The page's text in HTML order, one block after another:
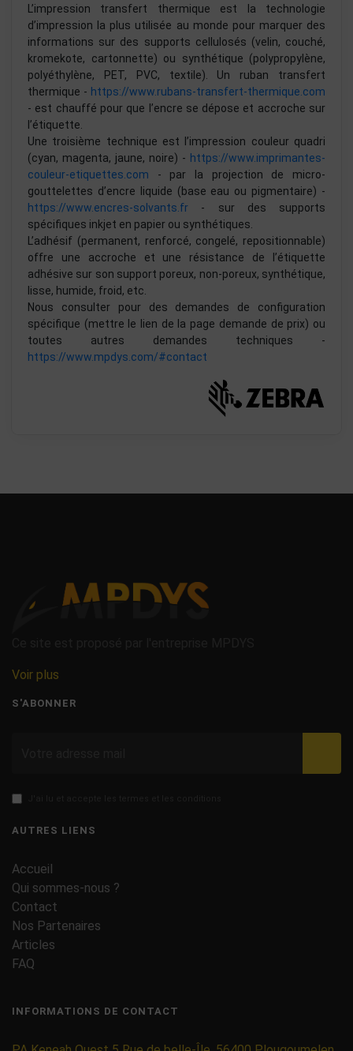
L’impression transfert thermique est la technologie
d’impression la plus utilisée au monde pour marquer des
informations sur des supports cellulosés (velin, couché,
kromekote, cartonnette) ou synthétique (polypropylène,
polyéthylène, PET, PVC, textile). Un ruban transfert
thermique - https://www.rubans-transfert-thermique.com
- est chauffé pour que l’encre se dépose et accroche sur
l’étiquette.
Une troisième technique est l’impression couleur quadri
(cyan, magenta, jaune, noire) - https://www.imprimantes-
couleur-etiquettes.com - par la projection de micro-
gouttelettes d’encre liquide (base eau ou pigmentaire) -
https://www.encres-solvants.fr - sur des supports
spécifiques inkjet en papier ou synthétiques.
L’adhésif (permanent, renforcé, congelé, repositionnable)
offre une accroche et une résistance de l’étiquette
adhésive sur son support poreux, non-poreux, synthétique,
lisse, humide, froid, etc.
Nous consulter pour des demandes de configuration
spécifique (mettre le lien de la page demande de prix) ou
toutes autres demandes techniques -
https://www.mpdys.com/#contact
Voir plus
S'ABONNER
AUTRES LIENS
Accueil
Qui sommes-nous ?
Contact
Nos Partenaires
Articles
FAQ
INFORMATIONS DE CONTACT